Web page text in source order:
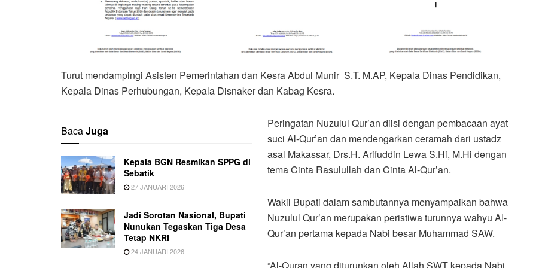
Turut mendampingi Asisten Pemerintahan dan Kesra Abdul Munir S.T. M.AP, Kepala Dinas Pendidikan,
Kepala Dinas Perhubungan, Kepala Disnaker dan Kabag Kesra.
BacaJuga
Kepala BGN Resmikan SPPG di
Sebatik
27 JANUARI 2026
Jadi Sorotan Nasional, Bupati
Nunukan Tegaskan Tiga Desa
Tetap NKRI
24 JANUARI 2026
Peringatan Nuzulul Qur’an diisi dengan pembacaan ayat
suci Al-Qur’an dan mendengarkan ceramah dari ustadz
asal Makassar, Drs.H. Arifuddin Lewa S.Hi, M.Hi dengan
tema Cinta Rasulullah dan Cinta Al-Qur’an.
Wakil Bupati dalam sambutannya menyampaikan bahwa
Nuzulul Qur’an merupakan peristiwa turunnya wahyu Al-
Qur’an pertama kepada Nabi besar Muhammad SAW.
“Al-Quran yang diturunkan oleh Allah SWT kepada Nabi